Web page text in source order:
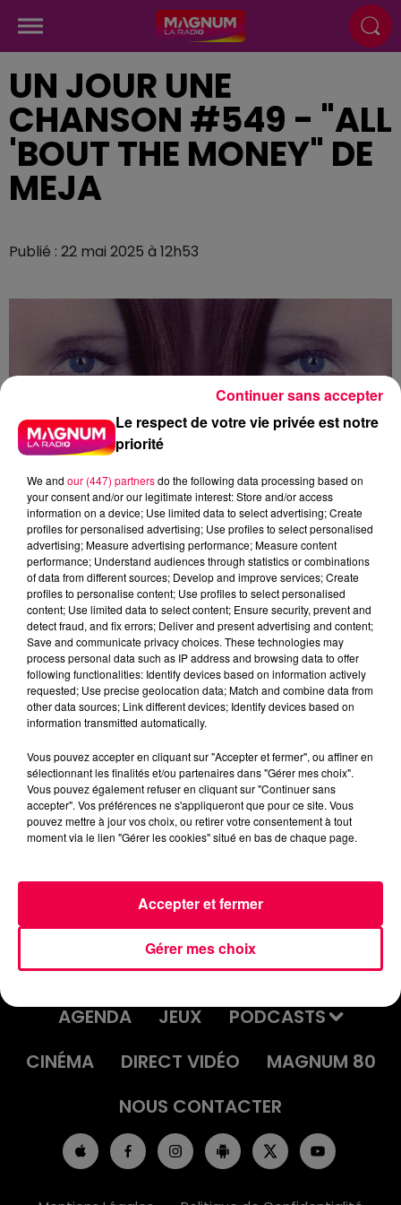
UN JOUR UNE
CHANSON #549 - "ALL
'BOUT THE MONEY" DE
MEJA
Publié : 22 mai 2025 à 12h53
podcasts/2025/05/UJUC-13.mp3
UN JOUR UNE CHANSON #549 -
"ALL 'BOUT THE MONEY" DE MEJA
ACCUEIL INFOS
EMISSIONS
AGENDA
JEUX
PODCASTS
CINÉMA
DIRECT VIDÉO
MAGNUM 80
NOUS CONTACTER
Le respect de votre vie privée est notre
priorité
We and our (447) partnersdo the following data processing based on
your consent and/or our legitimate interest: Store and/or access
information on a device; Use limited data to select advertising; Create
profiles for personalised advertising; Use profiles to select personalised
advertising; Measure advertising performance; Measure content
performance; Understand audiences through statistics or combinations
of data from different sources; Develop and improve services; Create
profiles to personalise content; Use profiles to select personalised
content; Use limited data to select content; Ensure security, prevent and
detect fraud, and fix errors; Deliver and present advertising and content;
Save and communicate privacy choices. These technologies may
process personal data such as IP address and browsing data to offer
following functionalities: Identify devices based on information actively
requested; Use precise geolocation data; Match and combine data from
other data sources; Link different devices; Identify devices based on
information transmitted automatically.
Vous pouvez accepter en cliquant sur "Accepter et fermer", ou affiner en
sélectionnant les finalités et/ou partenaires dans "Gérer mes choix".
Vous pouvez également refuser en cliquant sur "Continuer sans
accepter". Vos préférences ne s'appliqueront que pour ce site. Vous
pouvez mettre à jour vos choix, ou retirer votre consentement à tout
moment via le lien "Gérer les cookies" situé en bas de chaque page.
Gérer mes choix
Accepter et fermer
Continuer sans accepter